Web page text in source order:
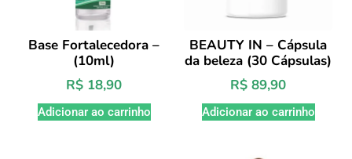
Base Fortalecedora –
(10ml)
R$ 18,90
Adicionar ao carrinho
BEAUTY IN – Cápsula
da beleza (30 Cápsulas)
R$ 89,90
Adicionar ao carrinho